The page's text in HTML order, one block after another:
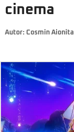
cinema
Autor: Cosmin Aionita